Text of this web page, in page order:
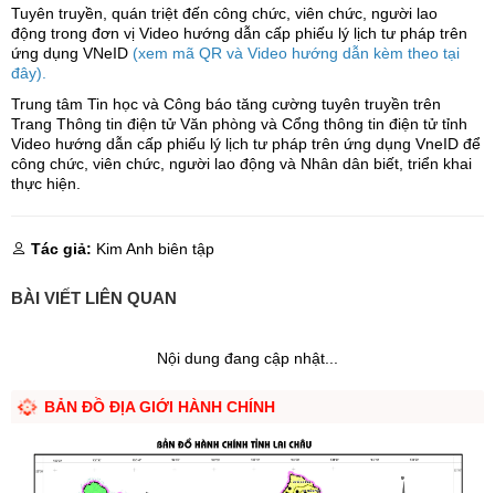
Tuyên truyền, quán triệt đến công chức, viên chức, người lao
động trong đơn vị Video hướng dẫn cấp phiếu lý lịch tư pháp trên
ứng dụng VNeID (xem mã QR và Video hướng dẫn kèm theo tại
đây).
Trung tâm Tin học và Công báo tăng cường tuyên truyền trên
Trang Thông tin điện tử Văn phòng và Cổng thông tin điện tử tỉnh
Video hướng dẫn cấp phiếu lý lịch tư pháp trên ứng dụng VneID để
công chức, viên chức, người lao động và Nhân dân biết, triển khai
thực hiện.
Tác giả: Kim Anh biên tập
BÀI VIẾT LIÊN QUAN
Nội dung đang cập nhật...
BẢN ĐỒ ĐỊA GIỚI HÀNH CHÍNH